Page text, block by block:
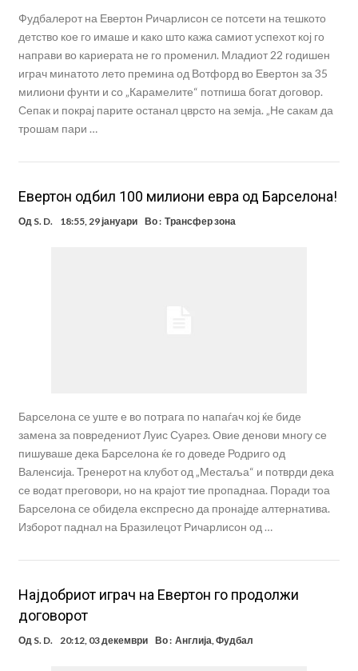
Фудбалерот на Евертон Ричарлисон се потсети на тешкото
детство кое го имаше и како што кажа самиот успехот кој го
направи во кариерата не го променил. Младиот 22 годишен
играч минатото лето премина од Вотфорд во Евертон за 35
милиони фунти и со „Карамелите“ потпиша богат договор.
Сепак и покрај парите останал цврсто на земја. „Не сакам да
трошам пари …
Евертон одбил 100 милиони евра од Барселона!
Од S. D. 18:55, 29 јануари Во : Трансфер зона
Барселона се уште е во потрага по напаѓач кој ќе биде
замена за повредениот Луис Суарез. Овие денови многу се
пишуваше дека Барселона ќе го доведе Родриго од
Валенсија. Тренерот на клубот од „Местаља“ и потврди дека
се водат преговори, но на крајот тие пропаднаа. Поради тоа
Барселона се обидела експресно да пронајде алтернатива.
Изборот паднал на Бразилецот Ричарлисон од …
Најдобриот играч на Евертон го продолжи
договорот
Од S. D. 20:12, 03 декември Во : Англија,Фудбал